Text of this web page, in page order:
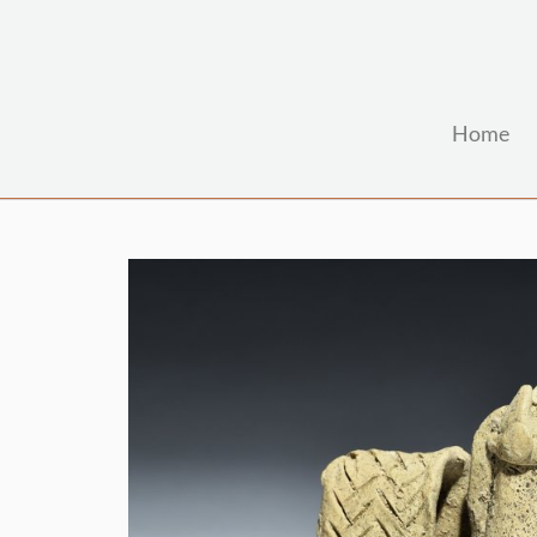
Zum Hauptinhalt springen
Home